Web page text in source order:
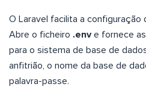
O Laravel facilita a configuração
Abre o ficheiro .enve fornece
para o sistema de base de
anfitrião, o nome da base de
palavra-passe.